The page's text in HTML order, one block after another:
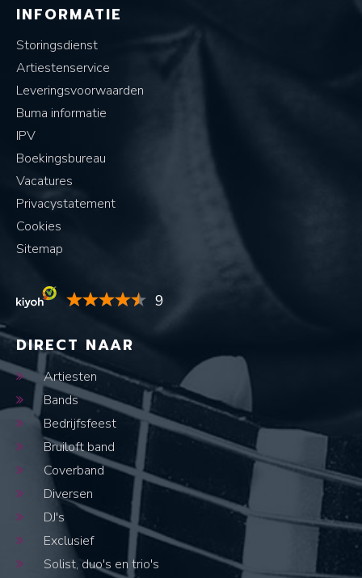
INFORMATIE
Storingsdienst
Artiestenservice
Leveringsvoorwaarden
Buma informatie
IPV
Boekingsbureau
Vacatures
Privacystatement
Cookies
Sitemap
9
DIRECT NAAR
Artiesten
Bands
Bedrijfsfeest
Bruiloft band
Coverband
Diversen
DJ's
Exclusief
Solist, duo's en trio's